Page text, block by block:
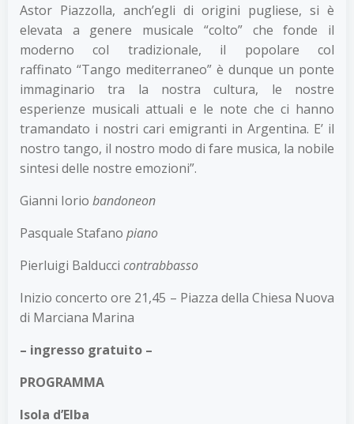
Astor Piazzolla, anch’egli di origini pugliese, si è
elevata a genere musicale “colto” che fonde il
moderno col tradizionale, il popolare col
raffinato “Tango mediterraneo” è dunque un ponte
immaginario tra la nostra cultura, le nostre
esperienze musicali attuali e le note che ci hanno
tramandato i nostri cari emigranti in Argentina. E’ il
nostro tango, il nostro modo di fare musica, la nobile
sintesi delle nostre emozioni”.
Gianni Iorio bandoneon
Pasquale Stafano piano
Pierluigi Balducci contrabbasso
Inizio concerto ore 21,45 – Piazza della Chiesa Nuova
di Marciana Marina
– ingresso gratuito –
PROGRAMMA
Isola d’Elba